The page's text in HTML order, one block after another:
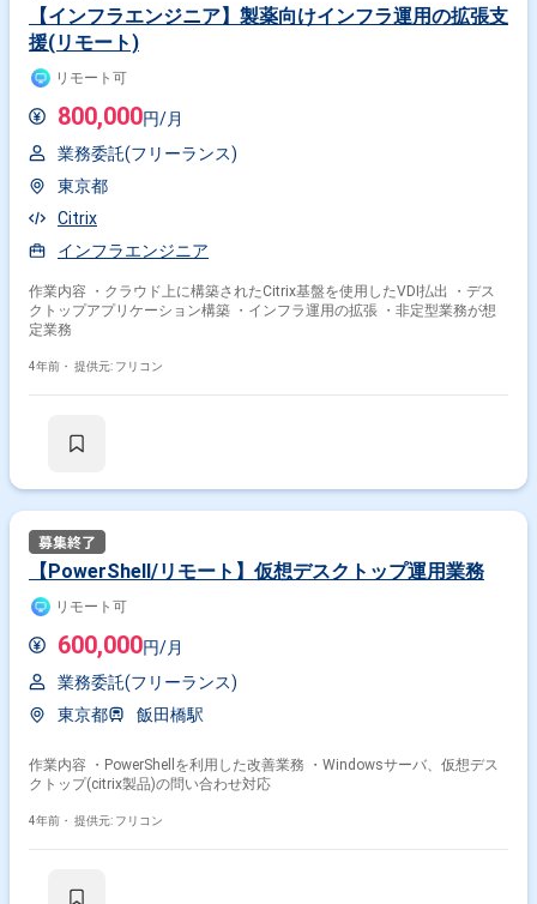
【インフラエンジニア】製薬向けインフラ運用の拡張支
援(リモート)
リモート可
800,000円/月
業務委託(フリーランス)
東京都
Citrix
インフラエンジニア
作業内容 ・クラウド上に構築されたCitrix基盤を使用したVDI払出 ・デス
クトップアプリケーション構築 ・インフラ運用の拡張 ・非定型業務が想
定業務
4年前・ 提供元: フリコン
【PowerShell/リモート】仮想デスクトップ運用業務
リモート可
600,000円/月
業務委託(フリーランス)
東京都
飯田橋駅
作業内容 ・PowerShellを利用した改善業務 ・Windowsサーバ、仮想デス
クトップ(citrix製品)の問い合わせ対応
4年前・ 提供元: フリコン